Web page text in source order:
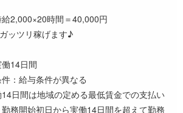
2,000×20時間＝40,000円
ッツリ稼げます♪
14日間
：給与条件が異なる
日間は地域の定める最低賃金での支払い
務開始初日から実働14日間を超えて勤務